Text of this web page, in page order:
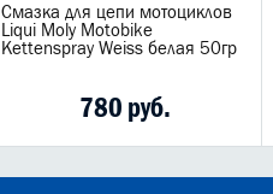
Смазка для цепи мотоциклов
Liqui Moly Motobike
Kettenspray Weiss белая 50гр
780 руб.